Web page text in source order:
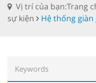
Vị trí của bạn:Trang
sự kiện
Hệ thống giàn